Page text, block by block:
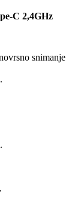
C 2,4GHz
snimanje